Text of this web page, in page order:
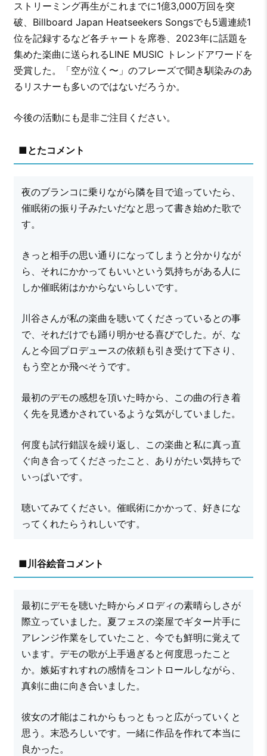
ストリーミング再生がこれまでに1億3,000万回を突
破、Billboard Japan Heatseekers Songsでも5週連続1
位を記録するなど各チャートを席巻、2023年に話題を
集めた楽曲に送られるLINE MUSIC トレンドアワードを
受賞した。「空が泣く〜」のフレーズで聞き馴染みのあ
るリスナーも多いのではないだろうか。
今後の活動にも是非ご注目ください。
■とたコメント
夜のブランコに乗りながら隣を目で追っていたら、
催眠術の振り子みたいだなと思って書き始めた歌で
す。
きっと相手の思い通りになってしまうと分かりなが
ら、それにかかってもいいという気持ちがある人に
しか催眠術はかからないらしいです。
川谷さんが私の楽曲を聴いてくださっているとの事
で、それだけでも踊り明かせる喜びでした。が、な
んと今回プロデュースの依頼も引き受けて下さり、
もう空とか飛べそうです。
最初のデモの感想を頂いた時から、この曲の行き着
く先を見透かされているような気がしていました。
何度も試行錯誤を繰り返し、この楽曲と私に真っ直
ぐ向き合ってくださったこと、ありがたい気持ちで
いっぱいです。
聴いてみてください。催眠術にかかって、好きにな
ってくれたらうれしいです。
■川谷絵音コメント
最初にデモを聴いた時からメロディの素晴らしさが
際立っていました。夏フェスの楽屋でギター片手に
アレンジ作業をしていたこと、今でも鮮明に覚えて
います。デモの歌が上手過ぎると何度思ったこと
か。嫉妬すれすれの感情をコントロールしながら、
真剣に曲に向き合いました。
彼女の才能はこれからもっともっと広がっていくと
思う。末恐ろしいです。一緒に作品を作れて本当に
良かった。